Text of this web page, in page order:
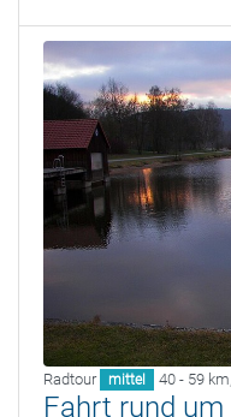
Radtour mittel 40 - 59 km
Fahrt rund um